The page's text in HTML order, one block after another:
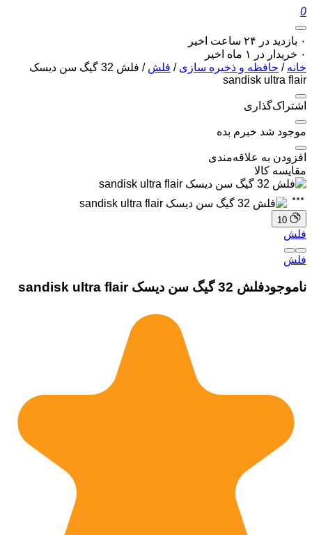
0
۰ بازدید در ۲۴ ساعت اخیر
۰ خریدار در ۱ ماه اخیر
خانه / حافظه و ذخیره سازی / فلش
/ فلش 32 گیگ سن دیسک
sandisk ultra flair
اشتراک‌گذاری
موجود شد خبرم بده
افزودن به علاقه‌مندی
مقایسه کالا
10
فلش
فلش
ناموجودفلش 32 گیگ سن دیسک sandisk ultra flair